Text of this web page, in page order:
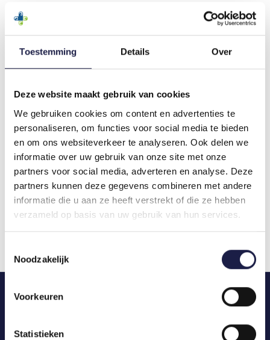
Toestemming Details Over
Deze website maakt gebruik van cookies
We gebruiken cookies om content en advertenties te
personaliseren, om functies voor social media te bieden
en om ons websiteverkeer te analyseren. Ook delen we
informatie over uw gebruik van onze site met onze
partners voor social media, adverteren en analyse. Deze
partners kunnen deze gegevens combineren met andere
informatie die u aan ze heeft verstrekt of die ze hebben
verzameld op basis van uw gebruik van hun services.
Noodzakelijk
Voorkeuren
Statistieken
beitragen kann, die Lebensqualität Ihrer Katze zu
verbessern.
SORTIMENT ATOPICA KATZE
Atopica 25 mg – 30 Kapseln
Atopica 50 mg – 30 Kapseln
ATOPICA KAUFEN
Atopica ist ein rezeptpflichtiges Medikament und
kann aufgrund europäischer Vorschriften nicht
direkt online verkauft werden. Es ist jedoch in
unserer Apotheke gegen Vorlage eines gültigen
Rezepts erhältlich.Mehr Informationen auf der